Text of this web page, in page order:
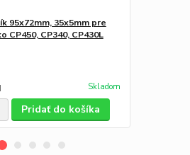
95x72mm, 35x5mm pre
CP450, CP340, CP430L
Skladom
Pridať do košíka